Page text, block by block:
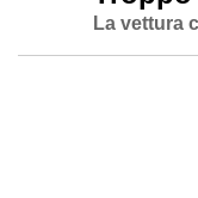
La vettura